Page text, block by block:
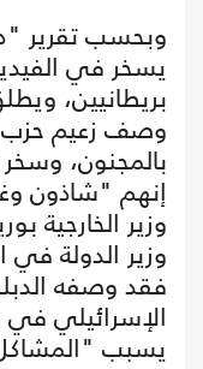
وبحسب تقرير
يسخر في
بريطانيين،
وصف زعيم حزب
بالمجنون،
إنهم "شاذون
وزير الخارجية
وزير الدولة في
فقد وصفه
الإسرائيلي في
يسبب